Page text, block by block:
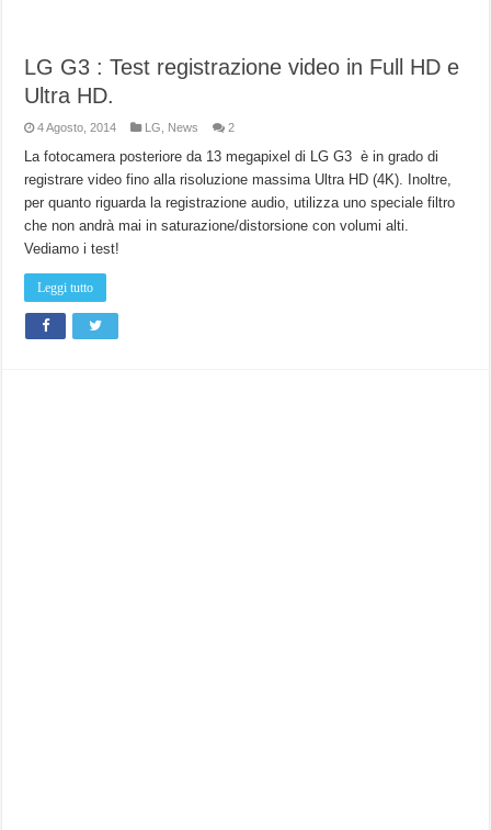
LG G3 : Test registrazione video in Full HD e
Ultra HD.
4 Agosto, 2014 LG News 2
La fotocamera posteriore da 13 megapixel di LG G3 è in grado di
registrare video fino alla risoluzione massima Ultra HD (4K). Inoltre,
per quanto riguarda la registrazione audio, utilizza uno speciale filtro
che non andrà mai in saturazione/distorsione con volumi alti.
Vediamo i test!
Leggi tutto